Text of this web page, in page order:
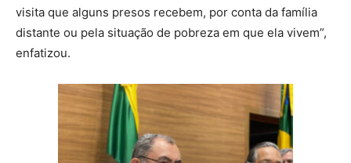
visita que alguns presos recebem, por conta da família
distante ou pela situação de pobreza em que ela vivem”,
enfatizou.